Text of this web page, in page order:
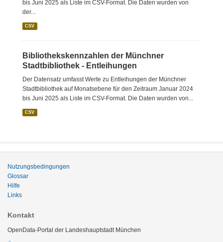
bis Juni 2025 als Liste im CSV-Format. Die Daten wurden von
der...
CSV
Bibliothekskennzahlen der Münchner
Stadtbibliothek - Entleihungen
Der Datensatz umfasst Werte zu Entleihungen der Münchner
Stadtbibliothek auf Monatsebene für den Zeitraum Januar 2024
bis Juni 2025 als Liste im CSV-Format. Die Daten wurden von...
CSV
Nutzungsbedingungen
Glossar
Hilfe
Links
Kontakt
OpenData-Portal der Landeshauptstadt München